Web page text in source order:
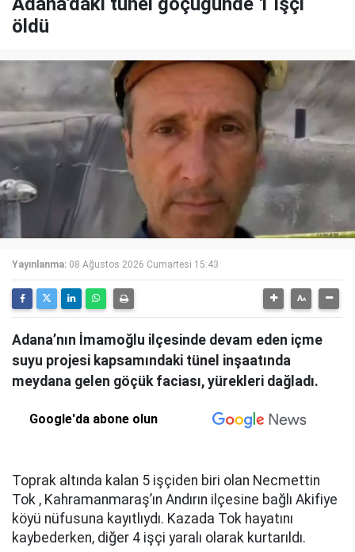
öldü
Yayınlanma: 08 Ağustos 2026 Cumartesi 15:43
Adana’nın İmamoğlu ilçesinde devam eden içme
suyu projesi kapsamındaki tünel inşaatında
meydana gelen göçük faciası, yürekleri dağladı.
Google'da abone olun
Toprak altında kalan 5 işçiden biri olan Necmettin
Tok , Kahramanmaraş’ın Andırın ilçesine bağlı Akifiye
köyü nüfusuna kayıtlıydı. Kazada Tok hayatını
kaybederken, diğer 4 işçi yaralı olarak kurtarıldı.